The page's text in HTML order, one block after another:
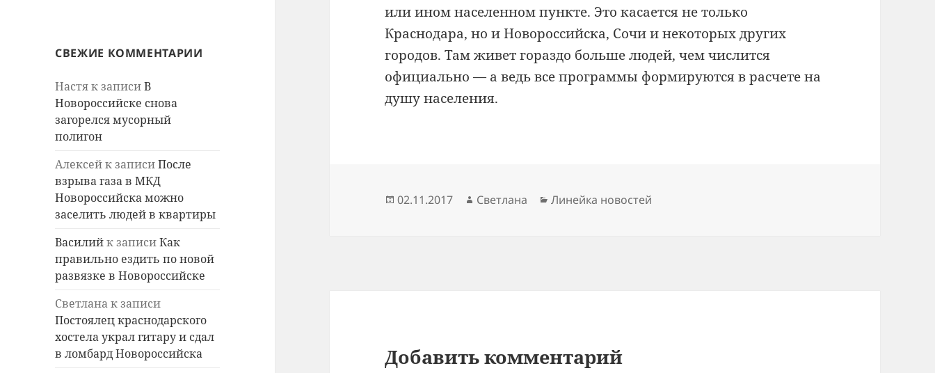
СВЕЖИЕ КОММЕНТАРИИ
Настяк записиВ
Новороссийске снова
загорелся мусорный
полигон
Алексейк записиПосле
взрыва газа в МКД
Новороссийска можно
заселить людей в квартиры
Василийк записиКак
правильно ездить по новой
развязке в Новороссийске
Светланак записи
Постоялец краснодарского
хостела украл гитару и сдал
в ломбард Новороссийска
или ином населенном пункте. Это касается не только
Краснодара, но и Новороссийска, Сочи и некоторых других
городов. Там живет гораздо больше людей, чем числится
официально — а ведь все программы формируются в расчете на
душу населения.
Опубликовано
02.11.2017 Автор
Светлана Рубрики
Линейка новостей
Добавить комментарий